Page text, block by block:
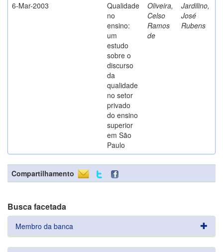
6-Mar-2003
Qualidade
no
ensino:
um
estudo
sobre o
discurso
da
qualidade
no setor
privado
do ensino
superior
em São
Paulo
Oliveira,
Celso
Ramos
de
Jardilino,
José
Rubens
Compartilhamento
Busca facetada
Membro da banca